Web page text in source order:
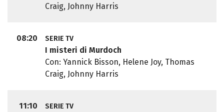
Craig, Johnny Harris
08:20 SERIE TV
I misteri di Murdoch
Con: Yannick Bisson, Helene Joy, Thomas
Craig, Johnny Harris
11:10 SERIE TV